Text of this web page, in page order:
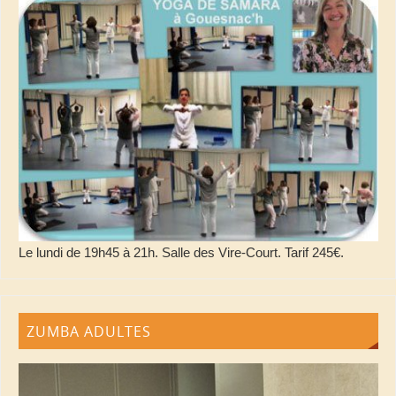
Le lundi de 19h45 à 21h. Salle des Vire-Court. Tarif 245€.
ZUMBA ADULTES